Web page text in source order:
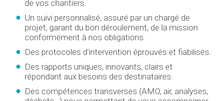
de vos chantiers.
Un suivi personnalisé, assuré par un chargé de
projet, garant du bon déroulement, de la mission
conformément à nos obligations.
Des protocoles d’intervention éprouvés et fiabilisés.
Des rapports uniques, innovants, clairs et
répondant aux besoins des destinataires.
Des compétences transverses (AMO, air, analyses,